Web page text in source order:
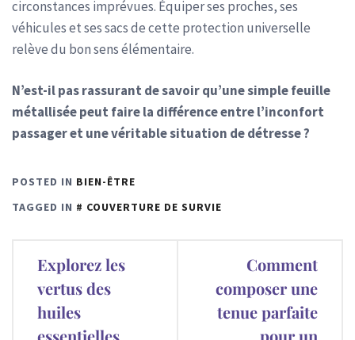
circonstances imprévues. Équiper ses proches, ses
véhicules et ses sacs de cette protection universelle
relève du bon sens élémentaire.
N’est-il pas rassurant de savoir qu’une simple feuille
métallisée peut faire la différence entre l’inconfort
passager et une véritable situation de détresse ?
POSTED IN BIEN-ÊTRE
TAGGED IN
COUVERTURE DE SURVIE
Navigation
l’article
Explorez les
vertus des
huiles
essentielles
Comment
composer une
tenue parfaite
pour un